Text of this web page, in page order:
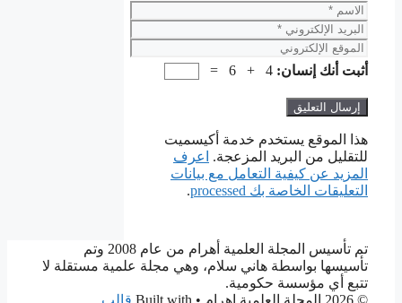
الاسم
البريد
الإلكتروني
الموقع
الإلكتروني
أثبت أنك إنسان: 4 + 6 =
هذا الموقع يستخدم خدمة أكيسميت
للتقليل من البريد المزعجة.
اعرف
المزيد عن كيفية التعامل مع بيانات
التعليقات الخاصة بك processed
.
تم تأسيس المجلة العلمية أهرام من عام 2008 وتم
تأسيسها بواسطة هاني سلام، وهي مجلة علمية مستقلة لا
تتبع أي مؤسسة حكومية.
© 2026 المجلة العلمية اهرام
• Built with قالب